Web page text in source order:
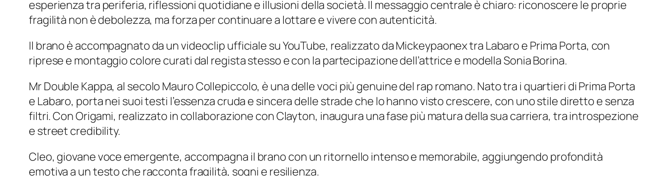
esperienza tra periferia, riflessioni quotidiane e illusioni della società. Il messaggio centrale è chiaro: riconoscere le proprie
fragilità non è debolezza, ma forza per continuare a lottare e vivere con autenticità.
Il brano è accompagnato da un videoclip ufficiale su YouTube, realizzato da Mickeypaonex tra Labaro e Prima Porta, con
riprese e montaggio colore curati dal regista stesso e con la partecipazione dell’attrice e modella Sonia Borina.
Mr Double Kappa, al secolo Mauro Collepiccolo, è una delle voci più genuine del rap romano. Nato tra i quartieri di Prima Porta
e Labaro, porta nei suoi testi l’essenza cruda e sincera delle strade che lo hanno visto crescere, con uno stile diretto e senza
filtri. ConOrigami, realizzato in collaborazione con Clayton, inaugura una fase più matura della sua carriera, tra introspezione
e street credibility.
Cleo, giovane voce emergente, accompagna il brano con un ritornello intenso e memorabile, aggiungendo profondità
emotiva a un testo che racconta fragilità, sogni e resilienza.